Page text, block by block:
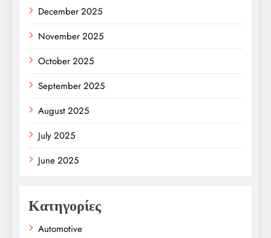
December 2025
November 2025
October 2025
September 2025
August 2025
July 2025
June 2025
Κατηγορίες
Automotive